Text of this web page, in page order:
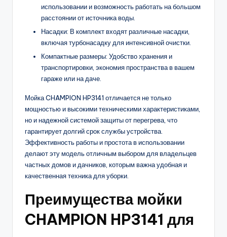
использовании и возможность работать на большом
расстоянии от источника воды.
Насадки: В комплект входят различные насадки,
включая турбонасадку для интенсивной очистки.
Компактные размеры: Удобство хранения и
транспортировки, экономия пространства в вашем
гараже или на даче.
Мойка CHAMPION HP3141 отличается не только
мощностью и высокими техническими характеристиками,
но и надежной системой защиты от перегрева, что
гарантирует долгий срок службы устройства.
Эффективность работы и простота в использовании
делают эту модель отличным выбором для владельцев
частных домов и дачников, которым важна удобная и
качественная техника для уборки.
Преимущества мойки
CHAMPION HP3141 для